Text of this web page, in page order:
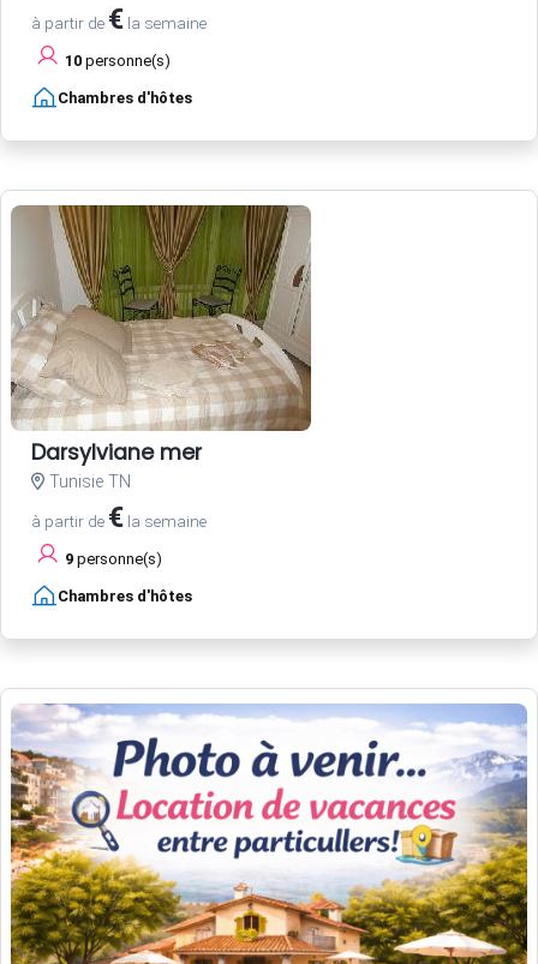
à partir de € la semaine
10 personne(s)
Chambres d'hôtes
Darsylviane mer
Tunisie TN
à partir de € la semaine
9 personne(s)
Chambres d'hôtes